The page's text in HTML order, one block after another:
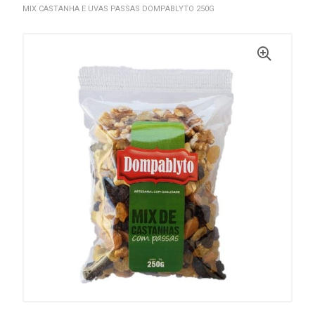
MIX CASTANHA E UVAS PASSAS DOMPABLYTO 250G